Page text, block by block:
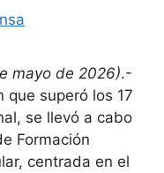
mayo de 2026).-
que superó los 17
se llevó a cabo
Formación
centrada en el